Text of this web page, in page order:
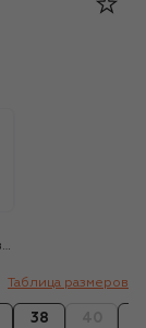
коричневый
Таблица размеров
38